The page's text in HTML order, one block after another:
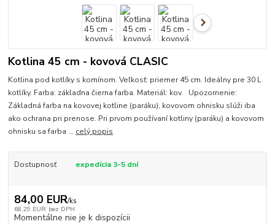
Kotlina 45 cm - kovová CLASIC
Kotlina pod kotlíky s komínom. Veľkosť: priemer 45 cm. Ideálny pre 30 L
kotlíky. Farba: základna čierna farba. Materiál: kov. Upozornenie:
Základná farba na kovovej kotline (paráku), kovovom ohnisku slúži iba
ako ochrana pri prenose. Pri prvom používaní kotliny (paráku) a kovovom
ohnisku sa farba ... celý popis
Dostupnosť expedícia 3-5 dní
84,00 EUR/ks
68,29 EUR bez DPH
Momentálne nie je k dispozícii